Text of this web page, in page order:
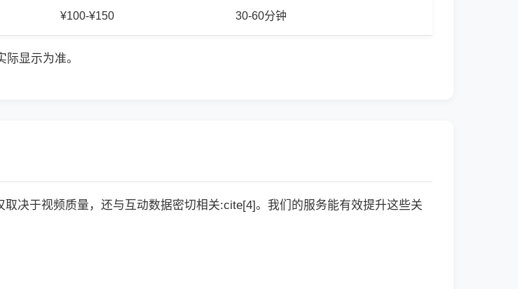
¥100-¥150 30-60分钟
显示为准。
决于视频质量，还与互动数据密切相关:cite[4]。我们的服务能有效提升这些关